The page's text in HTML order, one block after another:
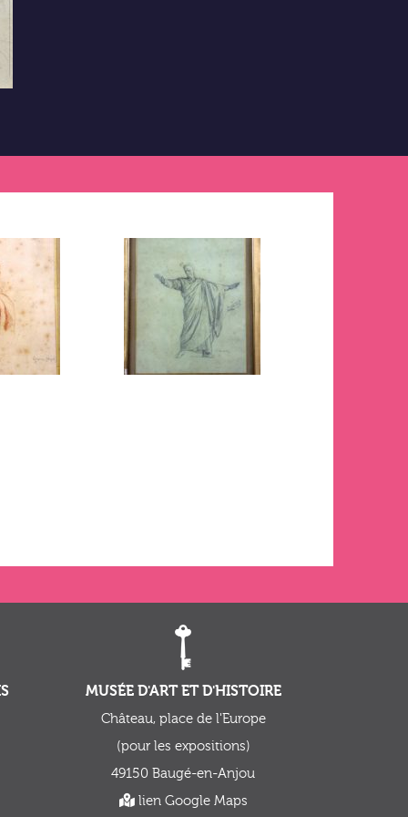
MUSÉE D'ART ET D'HISTOIRE
Château, place de l'Europe
(pour les expositions)
49150 Baugé-en-Anjou
lien Google Maps